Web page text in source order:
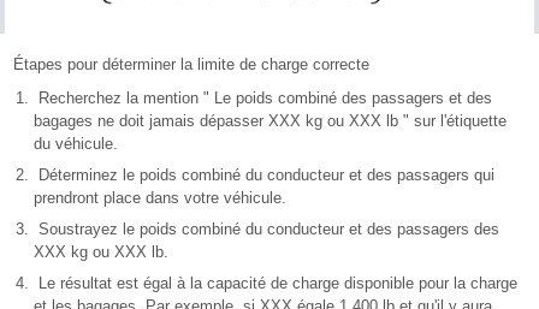
Étapes pour déterminer la limite de charge correcte
Recherchez la mention " Le poids combiné des passagers et des
bagages ne doit jamais dépasser XXX kg ou XXX lb " sur l'étiquette
du véhicule.
Déterminez le poids combiné du conducteur et des passagers qui
prendront place dans votre véhicule.
Soustrayez le poids combiné du conducteur et des passagers des
XXX kg ou XXX lb.
Le résultat est égal à la capacité de charge disponible pour la charge